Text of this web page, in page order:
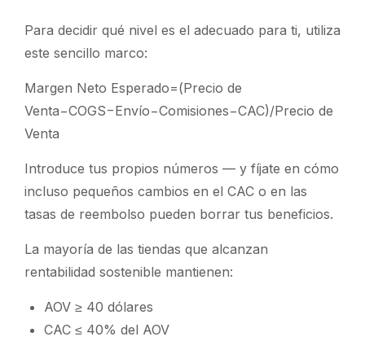
Para decidir qué nivel es el adecuado para ti, utiliza
este sencillo marco:
Margen Neto Esperado=(Precio de
Venta−COGS−Envío−Comisiones−CAC)/Precio de
Venta
Introduce tus propios números — y fíjate en cómo
incluso pequeños cambios en el CAC o en las
tasas de reembolso pueden borrar tus beneficios.
La mayoría de las tiendas que alcanzan
rentabilidad sostenible mantienen:
AOV ≥ 40 dólares
CAC ≤ 40% del AOV